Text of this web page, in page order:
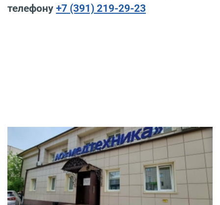
телефону +7 (391) 219-29-23